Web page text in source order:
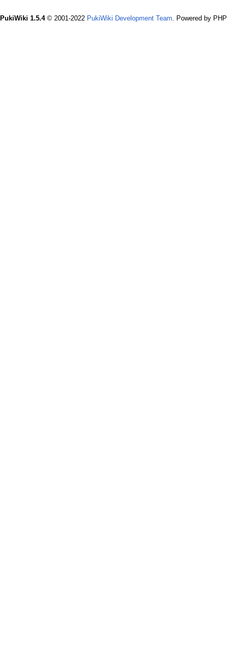
PukiWiki 1.5.4© 2001-2022 PukiWiki Development Team . Powered by